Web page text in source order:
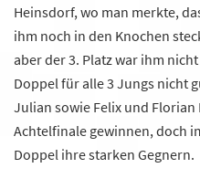
Heinsdorf, wo man merkte,
ihm noch in den Knochen
aber der 3. Platz war ihm
Doppel für alle 3 Jungs nicht
Julian sowie Felix und
Achtelfinale gewinnen, doch
Doppel ihre starken Gegnern.